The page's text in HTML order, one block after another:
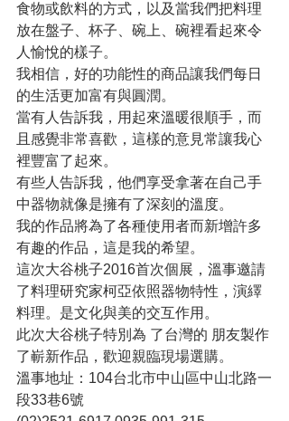
食物或飲料的方式，以及當我們把料理
放在盤子、杯子、碗上、碗裡看起來令
人愉悅的樣子。
我相信，好的功能性的商品讓我們每日
的生活更加富有與圓潤。
當有人告訴我，用起來溫暖很順手，而
且感覺非常喜歡，這樣的意見常讓我心
裡豐富了起來。
有些人告訴我，他們享受拿著在自己手
中器物就像是擁有了深刻的溫度。
我的作品將為了各種使用者而新增許多
有趣的作品，這是我的希望。
這次大谷桃子2016首次個展，溫事邀請
了料理研究家柯亞依照器物特性，演繹
料理。是文化與美的交互作用。
此次大谷桃子特別為 了台灣的 朋友製作
了嶄新作品，歡迎親臨現場選購。
溫事地址：104台北市中山區中山北路一
段33巷6號